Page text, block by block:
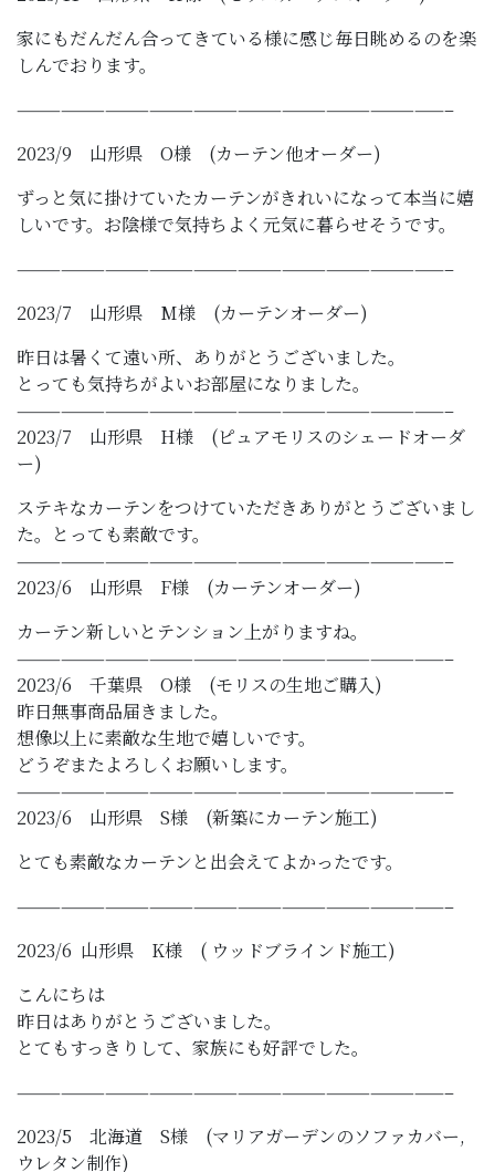
家にもだんだん合ってきている様に感じ毎日眺めるのを楽
しんでおります。
—————————————————————————————–
2023/9 山形県 O様 (カーテン他オーダー)
ずっと気に掛けていたカーテンがきれいになって本当に嬉
しいです。お陰様で気持ちよく元気に暮らせそうです。
—————————————————————————————–
2023/7 山形県 M様 (カーテンオーダー)
昨日は暑くて遠い所、ありがとうございました。
とっても気持ちがよいお部屋になりました。
—————————————————————————————–
2023/7 山形県 H様 (ピュアモリスのシェードオーダ
ー)
ステキなカーテンをつけていただきありがとうございまし
た。とっても素敵です。
—————————————————————————————–
2023/6 山形県 F様 (カーテンオーダー)
カーテン新しいとテンション上がりますね。
—————————————————————————————–
2023/6 千葉県 O様 (モリスの生地ご購入)
昨日無事商品届きました。
想像以上に素敵な生地で嬉しいです。
どうぞまたよろしくお願いします。
—————————————————————————————–
2023/6 山形県 S様 (新築にカーテン施工)
とても素敵なカーテンと出会えてよかったです。
—————————————————————————————–
2023/6 山形県 K様 ( ウッドブラインド施工)
こんにちは
昨日はありがとうございました。
とてもすっきりして、家族にも好評でした。
—————————————————————————————–
2023/5 北海道 S様 (マリアガーデンのソファカバー,
ウレタン制作)